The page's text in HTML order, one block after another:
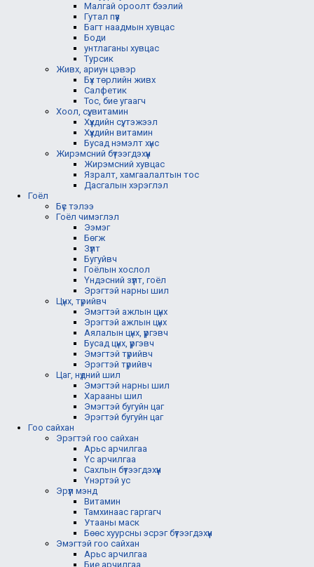
Малгай ороолт бээлий
Гутал пүүз
Багт наадмын хувцас
Боди
унтлаганы хувцас
Турсик
Живх, ариун цэвэр
Бүх төрлийн живх
Салфетик
Тос, бие угаагч
Хоол, сүү, витамин
Хүүхдийн сүү, тэжээл
Хүүхдийн витамин
Бусад нэмэлт хүнс
Жирэмсний бүтээгдэхүүн
Жирэмсний хувцас
Язралт, хамгаалалтын тос
Дасгалын хэрэглэл
Гоёл
Бүс тэлээ
Гоёл чимэглэл
Ээмэг
Бөгж
Зүүлт
Бугуйвч
Гоёлын хослол
Үндэсний зүүлт, гоёл
Эрэгтэй нарны шил
Цүнх, түрийвч
Эмэгтэй ажлын цүнх
Эрэгтэй ажлын цүнх
Аялалын цүнх, үүргэвч
Бусад цүнх, үүргэвч
Эмэгтэй түрийвч
Эрэгтэй түрийвч
Цаг, нүдний шил
Эмэгтэй нарны шил
Харааны шил
Эмэгтэй бугуйн цаг
Эрэгтэй бугуйн цаг
Гоо сайхан
Эрэгтэй гоо сайхан
Арьс арчилгаа
Үс арчилгаа
Сахлын бүтээгдэхүүн
Үнэртэй ус
Эрүүл мэнд
Витамин
Тамхинаас гаргагч
Утааны маск
Бөөс хуурсны эсрэг бүтээгдэхүүн
Эмэгтэй гоо сайхан
Арьс арчилгаа
Бие арчилгаа